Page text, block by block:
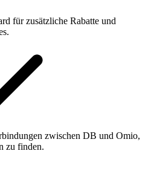
für zusätzliche Rabatte und
zwischen DB und Omio,
zu finden.